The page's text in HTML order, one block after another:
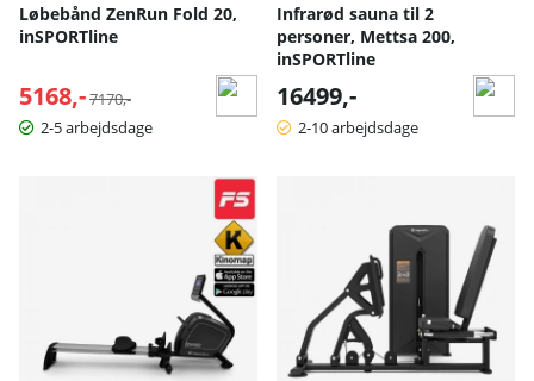
Løbebånd ZenRun Fold 20,
inSPORTline
5168,-Normalpris:
7170,-
2-5 arbejdsdage
Infrarød sauna til 2
personer, Mettsa 200,
inSPORTline
16499,-
2-10 arbejdsdage